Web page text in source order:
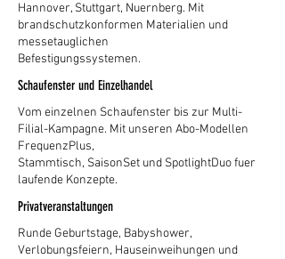
Hannover, Stuttgart, Nuernberg. Mit
brandschutzkonformen Materialien und
messetauglichen
Befestigungssystemen.
Schaufenster und Einzelhandel
Vom einzelnen Schaufenster bis zur Multi-
Filial-Kampagne. Mit unseren Abo-Modellen
FrequenzPlus,
Stammtisch, SaisonSet und SpotlightDuo fuer
laufende Konzepte.
Privatveranstaltungen
Runde Geburtstage, Babyshower,
Verlobungsfeiern, Hauseinweihungen und